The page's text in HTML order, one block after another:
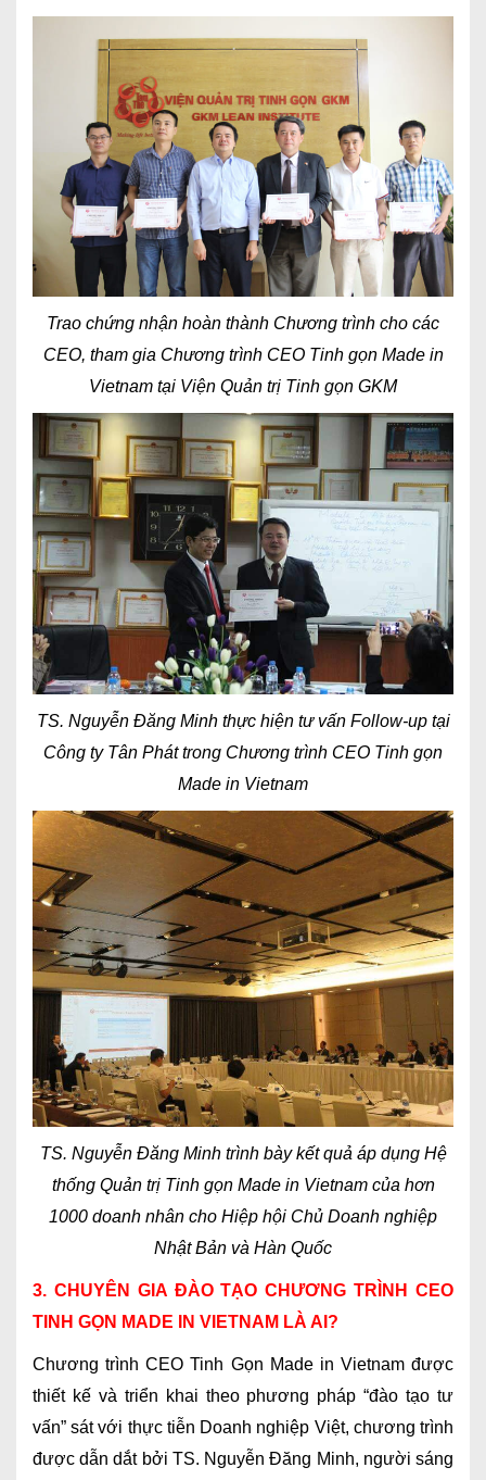
Trao chứng nhận hoàn thành Chương trình cho các
CEO, tham gia Chương trình CEO Tinh gọn Made in
Vietnam tại Viện Quản trị Tinh gọn GKM
TS. Nguyễn Đăng Minh thực hiện tư vấn Follow-up tại
Công ty Tân Phát trong Chương trình CEO Tinh gọn
Made in Vietnam
TS. Nguyễn Đăng Minh trình bày kết quả áp dụng Hệ
thống Quản trị Tinh gọn Made in Vietnam của hơn
1000 doanh nhân cho Hiệp hội Chủ Doanh nghiệp
Nhật Bản và Hàn Quốc
3. CHUYÊN GIA ĐÀO TẠO CHƯƠNG TRÌNH CEO
TINH GỌN MADE IN VIETNAM LÀ AI?
Chương trình CEO Tinh Gọn Made in Vietnam được
thiết kế và triển khai theo phương pháp “đào tạo tư
vấn” sát với thực tiễn Doanh nghiệp Việt, chương trình
được dẫn dắt bởi TS. Nguyễn Đăng Minh, người sáng